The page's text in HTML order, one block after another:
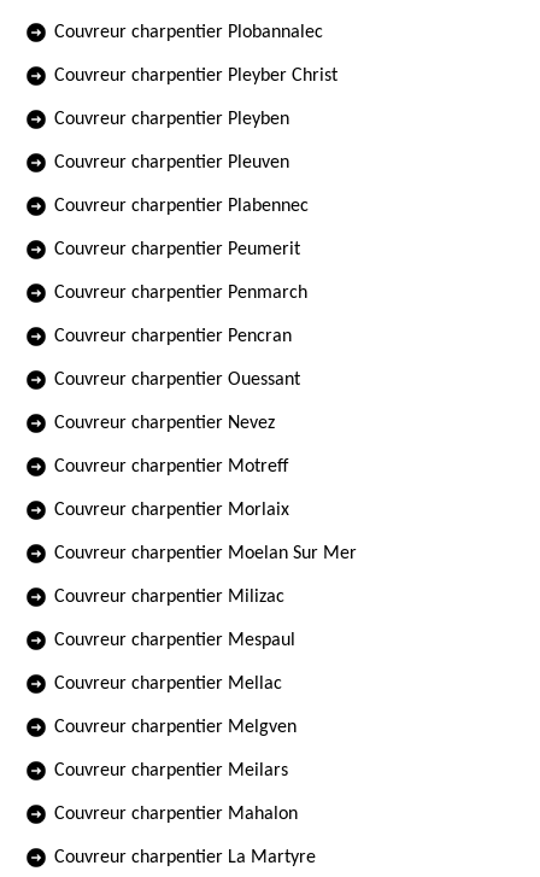
Couvreur charpentier Plobannalec
Couvreur charpentier Pleyber Christ
Couvreur charpentier Pleyben
Couvreur charpentier Pleuven
Couvreur charpentier Plabennec
Couvreur charpentier Peumerit
Couvreur charpentier Penmarch
Couvreur charpentier Pencran
Couvreur charpentier Ouessant
Couvreur charpentier Nevez
Couvreur charpentier Motreff
Couvreur charpentier Morlaix
Couvreur charpentier Moelan Sur Mer
Couvreur charpentier Milizac
Couvreur charpentier Mespaul
Couvreur charpentier Mellac
Couvreur charpentier Melgven
Couvreur charpentier Meilars
Couvreur charpentier Mahalon
Couvreur charpentier La Martyre